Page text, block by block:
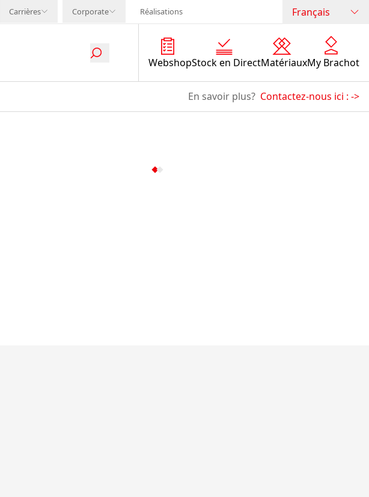
Carrières Corporate Réalisations Français
WebshopStock en DirectMatériauxMy Brachot
En savoir plus? Contactez-nous ici : ->